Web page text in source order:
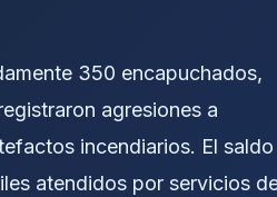
350 encapuchados,
agresiones a
incendiarios. El saldo
atendidos por servicios